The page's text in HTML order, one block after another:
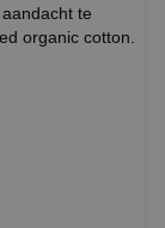
te
organic cotton.